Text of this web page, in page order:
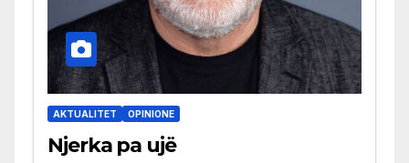
AKTUALITET OPINIONE
Njerka pa ujë